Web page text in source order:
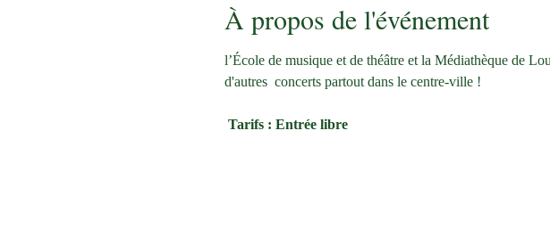
À propos de l'événement
l’École de musique et de théâtre et la Médiathèque de
d'autres  concerts partout dans le centre-ville !
Tarifs : Entrée libre